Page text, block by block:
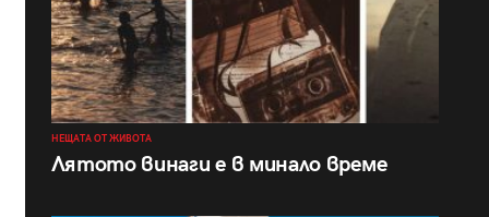
НЕЩАТА ОТ ЖИВОТА
Лятото винаги е в минало време